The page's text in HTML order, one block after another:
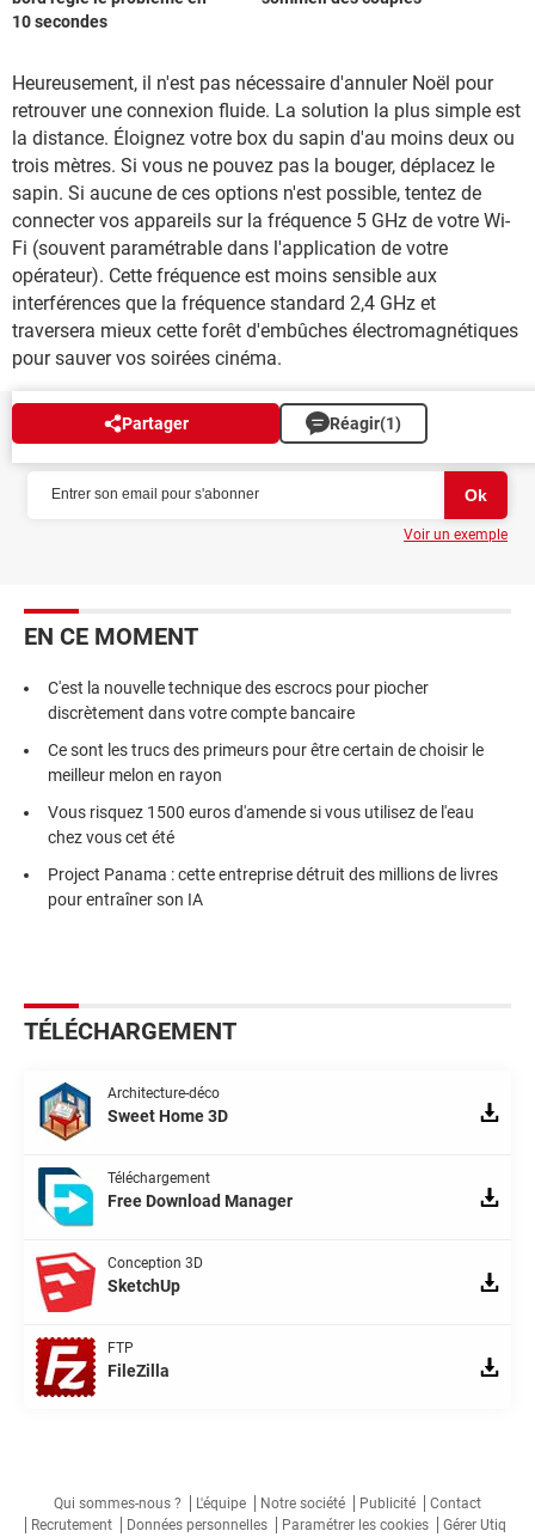
10 secondes
Heureusement, il n'est pas nécessaire d'annuler Noël pour
retrouver une connexion fluide. La solution la plus simple est
la distance. Éloignez votre box du sapin d'au moins deux ou
trois mètres. Si vous ne pouvez pas la bouger, déplacez le
sapin. Si aucune de ces options n'est possible, tentez de
connecter vos appareils sur la fréquence 5 GHz de votre Wi-
Fi (souvent paramétrable dans l'application de votre
opérateur). Cette fréquence est moins sensible aux
interférences que la fréquence standard 2,4 GHz et
traversera mieux cette forêt d'embûches électromagnétiques
pour sauver vos soirées cinéma.
Partager Réagir(1)
NEWSLETTER
Voir un exemple
EN CE MOMENT
C'est la nouvelle technique des escrocs pour piocher
discrètement dans votre compte bancaire
Ce sont les trucs des primeurs pour être certain de choisir le
meilleur melon en rayon
Vous risquez 1500 euros d'amende si vous utilisez de l'eau
chez vous cet été
Project Panama : cette entreprise détruit des millions de livres
pour entraîner son IA
TÉLÉCHARGEMENT
Architecture-déco
Sweet Home 3D
Téléchargement
Free Download Manager
Conception 3D
SketchUp
FTP
FileZilla
Qui sommes-nous ? L'équipe Notre société Publicité
Contact
Recrutement
Données personnelles Paramétrer les cookies Gérer Utiq